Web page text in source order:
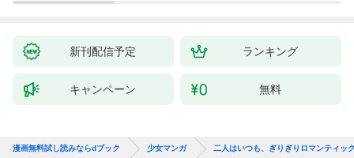
新刊配信予定 ランキング
キャンペーン 無料
漫画無料試し読みならdブック 少女マンガ 二人はいつも、ぎりぎりロマンティッ